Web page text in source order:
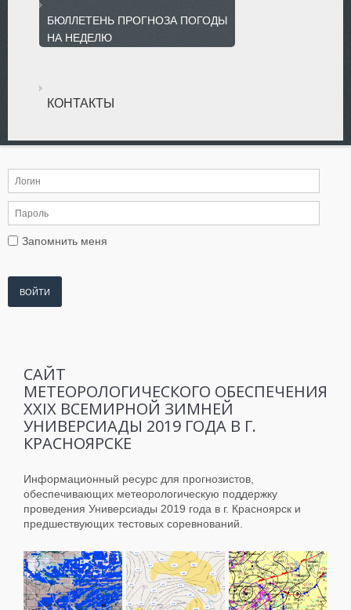
БЮЛЛЕТЕНЬ ПРОГНОЗА ПОГОДЫ
НА НЕДЕЛЮ
КОНТАКТЫ
Запомнить меня
ВОЙТИ
САЙТ
МЕТЕОРОЛОГИЧЕСКОГО ОБЕСПЕЧЕНИЯ
XXIX ВСЕМИРНОЙ ЗИМНЕЙ
УНИВЕРСИАДЫ 2019 ГОДА В Г.
КРАСНОЯРСКЕ
Информационный ресурс для прогнозистов,
обеспечивающих метеорологическую поддержку
проведения Универсиады 2019 года в г. Красноярск и
предшествующих тестовых соревнований.